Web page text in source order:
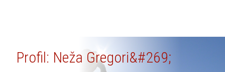
Profil: Neža Gregori&#269;